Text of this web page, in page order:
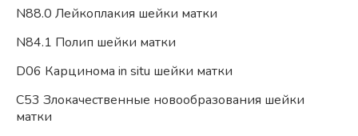
N88.0 Лейкоплакия шейки матки
N84.1 Полип шейки матки
D06 Карцинома in situ шейки матки
С53 Злокачественные новообразования шейки
матки